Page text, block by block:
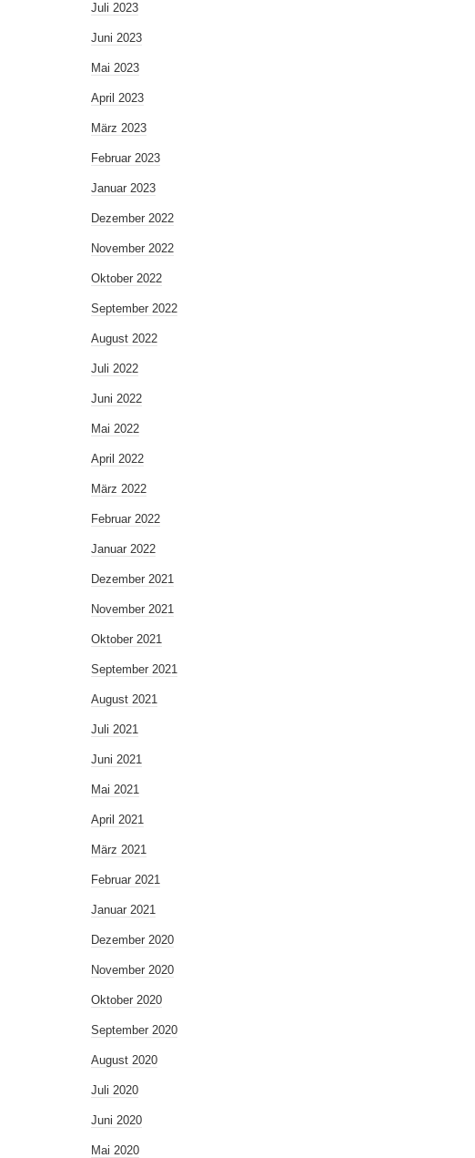
Juli 2023
Juni 2023
Mai 2023
April 2023
März 2023
Februar 2023
Januar 2023
Dezember 2022
November 2022
Oktober 2022
September 2022
August 2022
Juli 2022
Juni 2022
Mai 2022
April 2022
März 2022
Februar 2022
Januar 2022
Dezember 2021
November 2021
Oktober 2021
September 2021
August 2021
Juli 2021
Juni 2021
Mai 2021
April 2021
März 2021
Februar 2021
Januar 2021
Dezember 2020
November 2020
Oktober 2020
September 2020
August 2020
Juli 2020
Juni 2020
Mai 2020